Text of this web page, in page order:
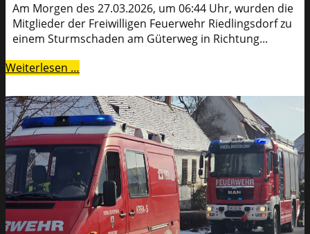
Am Morgen des 27.03.2026, um 06:44 Uhr, wurden die
Mitglieder der Freiwilligen Feuerwehr Riedlingsdorf zu
einem Sturmschaden am Güterweg in Richtung...
Weiterlesen …